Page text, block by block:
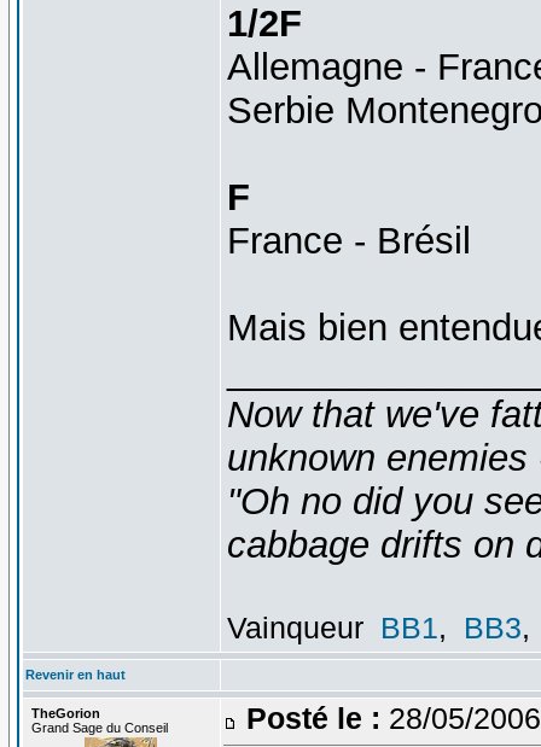
1/2F
Allemagne -
Serbie
F
France - Brésil
Mais bien
Now that we've
unknown
"Oh no did you
cabbage drifts on
Vainqueur BB1, BB3,
Revenir en haut
TheGorion
Grand Sage du Conseil
Posté le : 28/05/